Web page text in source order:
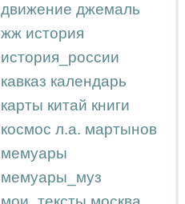
движение джемаль
жж история
история_россии
кавказ календарь
карты китай книги
космос л.а. мартынов
мемуары
мемуары_муз